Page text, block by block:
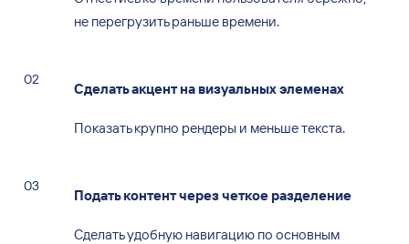
не перегрузить раньше времени.
Сделать акцент на визуальных элеменах
Показать крупно рендеры и меньше текста.
Подать контент через четкое разделение
Сделать удобную навигацию по основным